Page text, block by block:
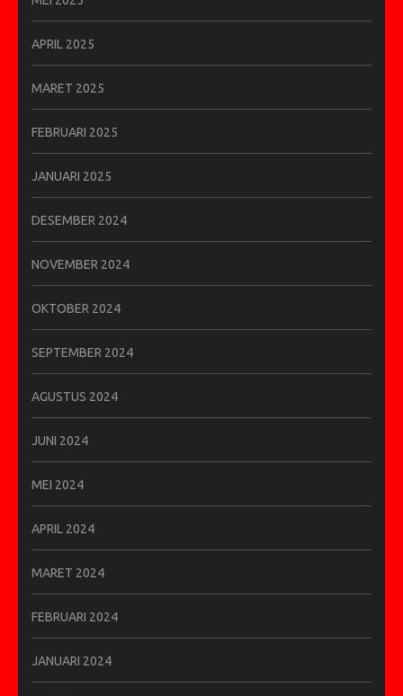
APRIL 2025
MARET 2025
FEBRUARI 2025
JANUARI 2025
DESEMBER 2024
NOVEMBER 2024
OKTOBER 2024
SEPTEMBER 2024
AGUSTUS 2024
JUNI 2024
MEI 2024
APRIL 2024
MARET 2024
FEBRUARI 2024
JANUARI 2024